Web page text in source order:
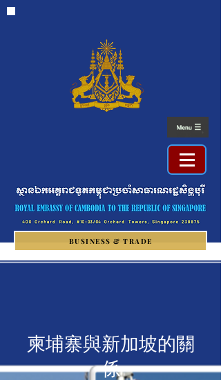
BUSINESS & TRADE
柬埔寨與新加坡的關
係